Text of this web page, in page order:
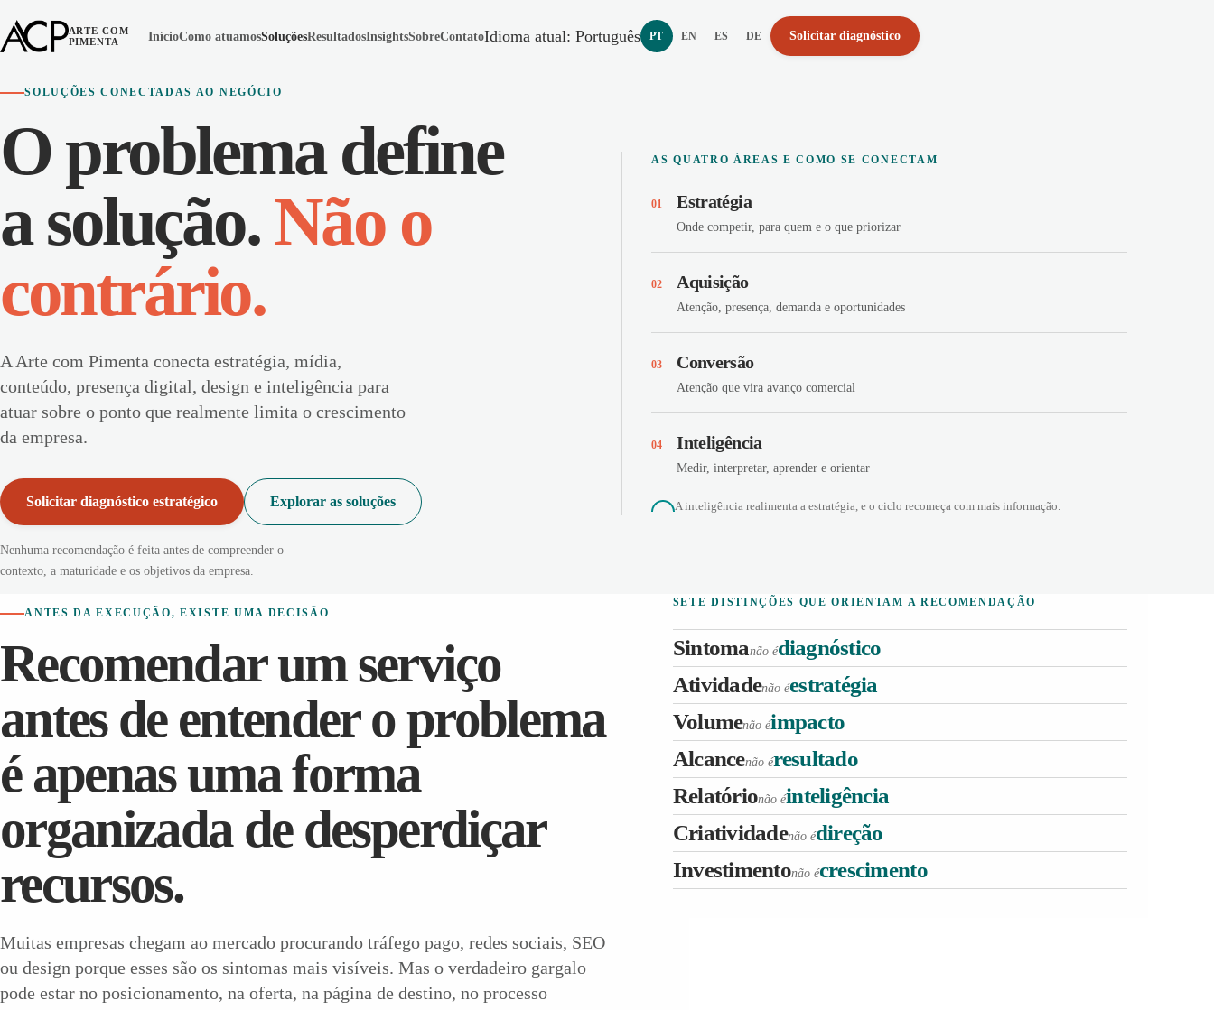
ARTE COM
PIMENTA
InícioComo atuamosSoluçõesResultadosInsightsSobreContatoIdioma atual: Português PT
Português
EN
English
ES
Español
DE
Deutsch
Solicitar diagnóstico
SOLUÇÕES CONECTADAS AO NEGÓCIO
O problema define
a solução.Não o
contrário.
A Arte com Pimenta conecta estratégia, mídia,
conteúdo, presença digital, design e inteligência para
atuar sobre o ponto que realmente limita o crescimento
da empresa.
Solicitar diagnóstico estratégico Explorar as soluções
Nenhuma recomendação é feita antes de compreender o
contexto, a maturidade e os objetivos da empresa.
AS QUATRO ÁREAS E COMO SE CONECTAM
01 Estratégia
Onde competir, para quem e o que priorizar
02 Aquisição
Atenção, presença, demanda e oportunidades
03 Conversão
Atenção que vira avanço comercial
04 Inteligência
Medir, interpretar, aprender e orientar
A inteligência realimenta a estratégia, e o ciclo recomeça com mais informação.
ANTES DA EXECUÇÃO, EXISTE UMA DECISÃO
Recomendar um serviço
antes de entender o problema
é apenas uma forma
organizada de desperdiçar
recursos.
Muitas empresas chegam ao mercado procurando tráfego pago, redes sociais, SEO
ou design porque esses são os sintomas mais visíveis. Mas o verdadeiro gargalo
pode estar no posicionamento, na oferta, na página de destino, no processo
SETE DISTINÇÕES QUE ORIENTAM A RECOMENDAÇÃO
Sintomanão édiagnóstico
Atividadenão éestratégia
Volumenão éimpacto
Alcancenão éresultado
Relatórionão éinteligência
Criatividadenão édireção
Investimentonão écrescimento